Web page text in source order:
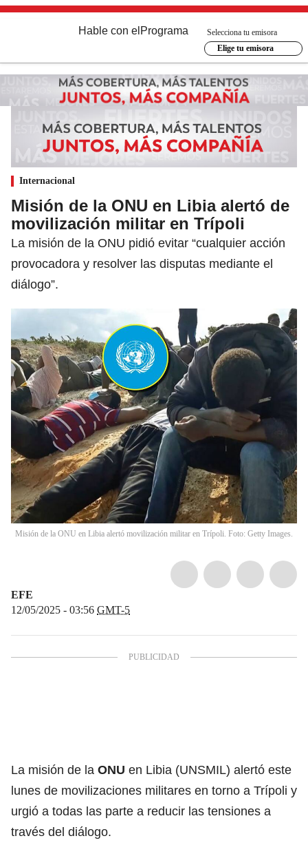
Hable con el Programa
Selecciona tu emisora
Elige tu emisora
Internacional
Misión de la ONU en Libia alertó de
movilización militar en Trípoli
La misión de la ONU pidió evitar “cualquier acción
provocadora y resolver las disputas mediante el
diálogo”.
Misión de la ONU en Libia alertó movilización militar en Trípoli. Foto: Getty Images.
EFE
12/05/2025 - 03:56 GMT-5
La misión de la ONU en Libia (UNSMIL) alertó este
lunes de movilizaciones militares en torno a Trípoli y
urgió a todas las parte a reducir las tensiones a
través del diálogo.